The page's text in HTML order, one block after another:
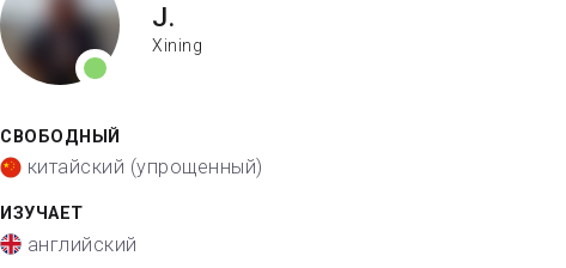
J.
Xining
СВОБОДНЫЙ
китайский (упрощенный)
ИЗУЧАЕТ
английский